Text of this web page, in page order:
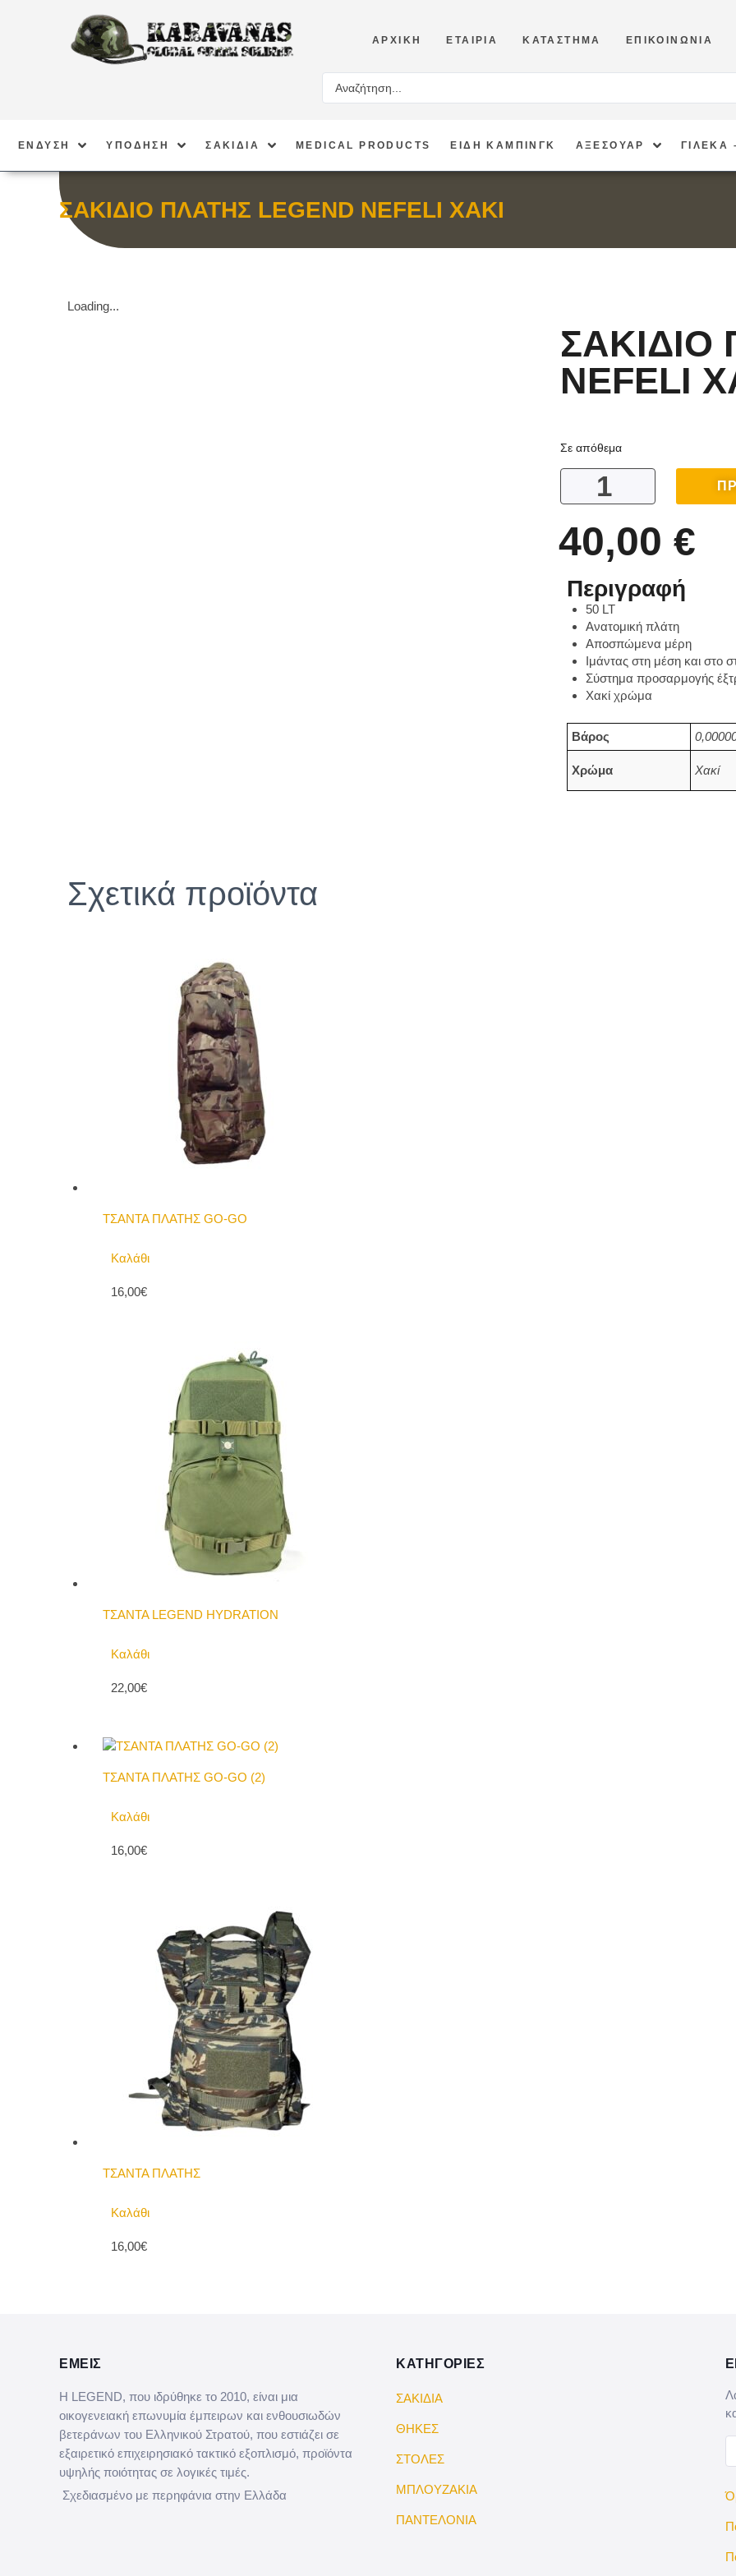
ΑΡΧΙΚΉ ΕΤΑΙΡΊΑ ΚΑΤΆΣΤΗΜΑ ΕΠΙΚΟΙΝΩΝΊΑ
ΕΝΔΥΣΗ ΥΠΟΔΗΣΗ ΣΑΚΙΔΙΑ MEDICAL PRODUCTS ΕΙΔΗ ΚΑΜΠΙΝΓΚ ΑΞΕΣΟΥΑΡ ΓΙΛΕΚΑ
ΣΑΚΙΔΙΟ ΠΛΑΤΗΣ LEGEND NEFELI ΧΑΚΙ
Loading...
ΣΑΚΙΔΙΟ
NEFELI
Σε απόθεμα
40,00 €
Περιγραφή
50 LT
Ανατομική πλάτη
Αποσπώμενα μέρη
Ιμάντας στη μέση και στο
Σύστημα προσαρμογής
Χακί χρώμα
Βάρος
Χρώμα Χακί
Σχετικά προϊόντα
ΤΣΑΝΤΑ ΠΛΑΤΗΣ GO-GO
Καλάθι
16,00€
ΤΣΑΝΤΑ LEGEND HYDRATION
Καλάθι
22,00€
ΤΣΑΝΤΑ ΠΛΑΤΗΣ GO-GO (2)
Καλάθι
16,00€
ΤΣΑΝΤΑ ΠΛΑΤΗΣ
Καλάθι
16,00€
ΕΜΕΙΣ
Η LEGEND, που ιδρύθηκε το 2010, είναι μια
οικογενειακή επωνυμία έμπειρων και ενθουσιωδών
βετεράνων του Ελληνικού Στρατού, που εστιάζει σε
εξαιρετικό επιχειρησιακό τακτικό εξοπλισμό, προϊόντα
υψηλής ποιότητας σε λογικές τιμές.
Σχεδιασμένο με περηφάνια στην Ελλάδα
ΚΑΤΗΓΟΡΙΕΣ
ΣΑΚΙΔΙΑ
ΘΗΚΕΣ
ΣΤΟΛΕΣ
ΜΠΛΟΥΖΑΚΙΑ
ΠΑΝΤΕΛΟΝΙΑ